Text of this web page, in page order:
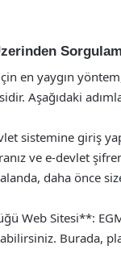
en yaygın
Aşağıdaki
sistemine giriş
ve e-devlet
daha önce
Web Sitesi**:
Burada,